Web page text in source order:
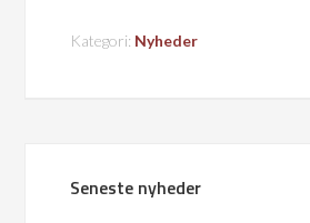
Kategori: Nyheder
Seneste nyheder